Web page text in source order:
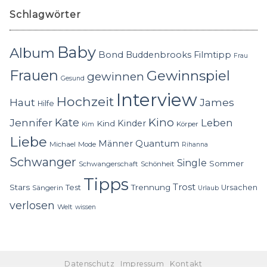
Schlagwörter
Album Baby Bond Buddenbrooks Filmtipp Frau
Frauen Gesund gewinnen Gewinnspiel
Haut Hilfe Hochzeit InterviewJames
Jennifer Kate Kim Kind Kinder Kino Körper Leben
Liebe Michael Mode Männer Quantum Rihanna
Schwanger Schwangerschaft Schönheit Single Sommer
Stars Sängerin Test Tipps Trennung Trost Urlaub Ursachen
verlosen Welt wissen
Datenschutz Impressum Kontakt